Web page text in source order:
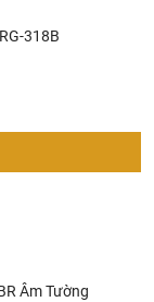
nhận mạnh mẽ.
lịch miền Trung
Fusion
khu nghỉ dưỡng
dự án chung
dưỡng 5 sao
318B
Âm Tường